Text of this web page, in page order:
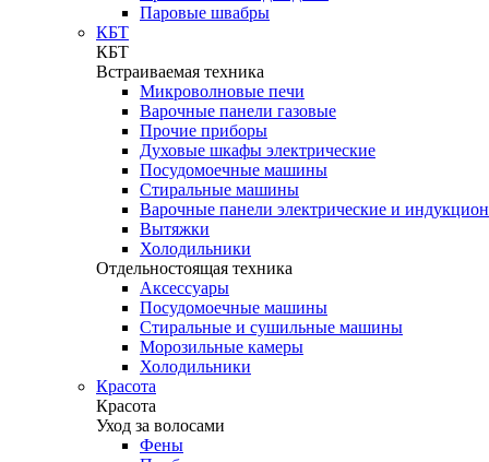
Паровые швабры
КБТ
КБТ
Встраиваемая техника
Микроволновые печи
Варочные панели газовые
Прочие приборы
Духовые шкафы электрические
Посудомоечные машины
Стиральные машины
Варочные панели электрические и
Вытяжки
Холодильники
Отдельностоящая техника
Аксессуары
Посудомоечные машины
Стиральные и сушильные машины
Морозильные камеры
Холодильники
Красота
Красота
Уход за волосами
Фены